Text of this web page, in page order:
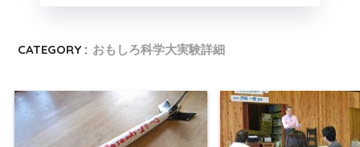
CATEGORY : おもしろ科学大実験詳細